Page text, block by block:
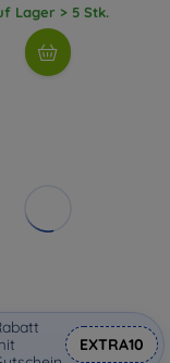
Lager > 5 Stk.
EXTRA10